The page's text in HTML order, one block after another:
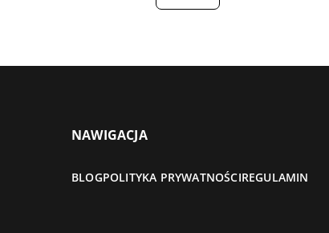
NAWIGACJA
BLOGPOLITYKA PRYWATNOŚCIREGULAMIN